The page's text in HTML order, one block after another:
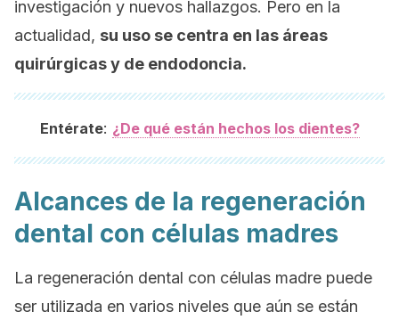
investigación y nuevos hallazgos. Pero en la
actualidad, su uso se centra en las áreas
quirúrgicas y de endodoncia.
Entérate: ¿De qué están hechos los dientes?
Alcances de la regeneración
dental con células madres
La regeneración dental con células madre puede
ser utilizada en varios niveles que aún se están